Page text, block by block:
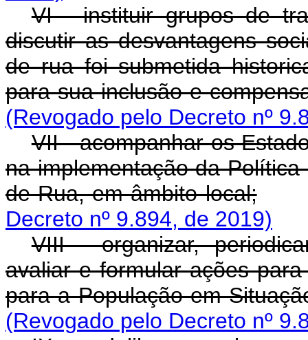
VI - instituir grupos de
discutir as desvantagens
de rua foi submetida
para sua inclusão e
(Revogado pelo Decreto nº
VII - acompanhar os
na implementação da
de Rua, em âmbito local;
Decreto nº 9.894, de 2019)
VIII - organizar,
avaliar e formular ações
para a População em
(Revogado pelo Decreto nº